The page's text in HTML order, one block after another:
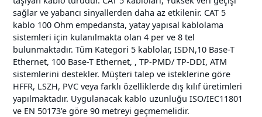
sağlar ve yabancı sinyallerden daha az etkilenir. CAT 5
kablo 100 Ohm empedansta, yatay yapısal kablolama
sistemleri için kulanılmakta olan 4 per ve 8 tel
bulunmaktadır. Tüm Kategori 5 kablolar, ISDN,10 Base-T
Ethernet, 100 Base-T Ethernet, , TP-PMD/ TP-DDI, ATM
sistemlerini destekler. Müşteri talep ve isteklerine göre
HFFR, LSZH, PVC veya farklı özelliklerde dış kılıf üretimleri
yapılmaktadır. Uygulanacak kablo uzunluğu ISO/IEC11801
ve EN 50173’e göre 90 metreyi geçmemelidir.